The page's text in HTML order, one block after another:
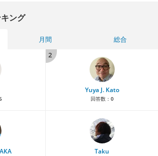
ング
月間
総合
2
Yuya J. Kato
回答数： 0
Taku